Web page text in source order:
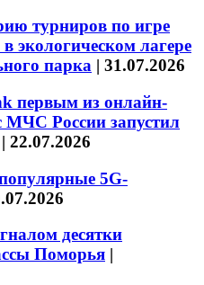
турниров по игре
экологическом лагере
парка | 31.07.2026
первым из онлайн-
МЧС России запустил
| 22.07.2026
5G-
десятки
Поморья |